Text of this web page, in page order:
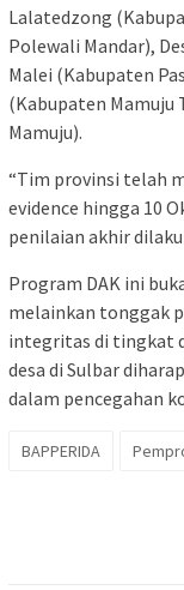
Lalatedzong
Polewali Mandar),
Malei (Kabupaten
(Kabupaten Mamuju
Mamuju).
“Tim provinsi telah
evidence hingga 10
penilaian akhir
Program DAK ini
melainkan tonggak
integritas di tingkat
desa di Sulbar
dalam pencegahan
BAPPERIDA